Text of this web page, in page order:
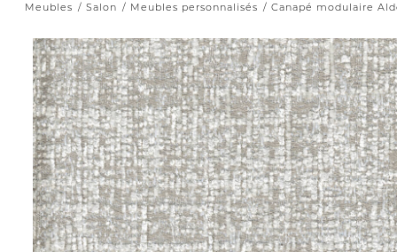
Meubles Salon Meubles personnalisés Canapé modulaire